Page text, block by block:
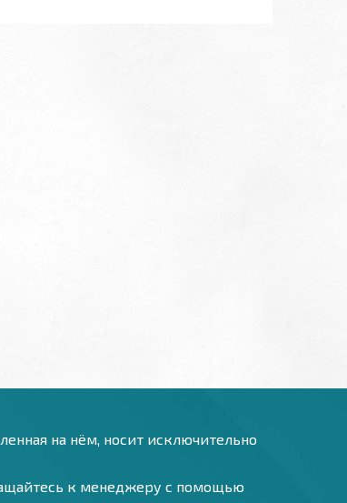
на нём, носит исключительно
к менеджеру с помощью